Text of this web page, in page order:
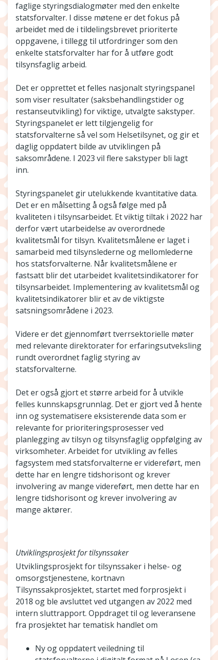
faglige styringsdialogmøter med den enkelte
statsforvalter. I disse møtene er det fokus på
arbeidet med de i tildelingsbrevet prioriterte
oppgavene, i tillegg til utfordringer som den
enkelte statsforvalter har for å utføre godt
tilsynsfaglig arbeid.
Det er opprettet et felles nasjonalt styringspanel
som viser resultater (saksbehandlingstider og
restanseutvikling) for viktige, utvalgte sakstyper.
Styringspanelet er lett tilgjengelig for
statsforvalterne så vel som Helsetilsynet, og gir et
daglig oppdatert bilde av utviklingen på
saksområdene. I 2023 vil flere sakstyper bli lagt
inn.
Styringspanelet gir utelukkende kvantitative data.
Det er en målsetting å også følge med på
kvaliteten i tilsynsarbeidet. Et viktig tiltak i 2022 har
derfor vært utarbeidelse av overordnede
kvalitetsmål for tilsyn. Kvalitetsmålene er laget i
samarbeid med tilsynslederne og mellomlederne
hos statsforvalterne. Når kvalitetsmålene er
fastsatt blir det utarbeidet kvalitetsindikatorer for
tilsynsarbeidet. Implementering av kvalitetsmål og
kvalitetsindikatorer blir et av de viktigste
satsningsområdene i 2023.
Videre er det gjennomført tverrsektorielle møter
med relevante direktorater for erfaringsutveksling
rundt overordnet faglig styring av
statsforvalterne.
Det er også gjort et større arbeid for å utvikle
felles kunnskapsgrunnlag. Det er gjort ved å hente
inn og systematisere eksisterende data som er
relevante for prioriteringsprosesser ved
planlegging av tilsyn og tilsynsfaglig oppfølging av
virksomheter. Arbeidet for utvikling av felles
fagsystem med statsforvalterne er videreført, men
dette har en lengre tidshorisont og krever
involvering av mange videreført, men dette har en
lengre tidshorisont og krever involvering av
mange aktører.
Utviklingsprosjekt for tilsynssaker
Utviklingsprosjekt for tilsynssaker i helse- og
omsorgstjenestene, kortnavn
Tilsynssakprosjektet, startet med forprosjekt i
2018 og ble avsluttet ved utgangen av 2022 med
intern sluttrapport. Oppdraget til og leveransene
fra prosjektet har tematisk handlet om
Ny og oppdatert veiledning til